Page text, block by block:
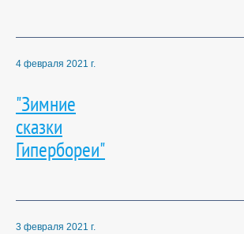
4 февраля 2021 г.
"Зимние
сказки
Гипербореи"
3 февраля 2021 г.